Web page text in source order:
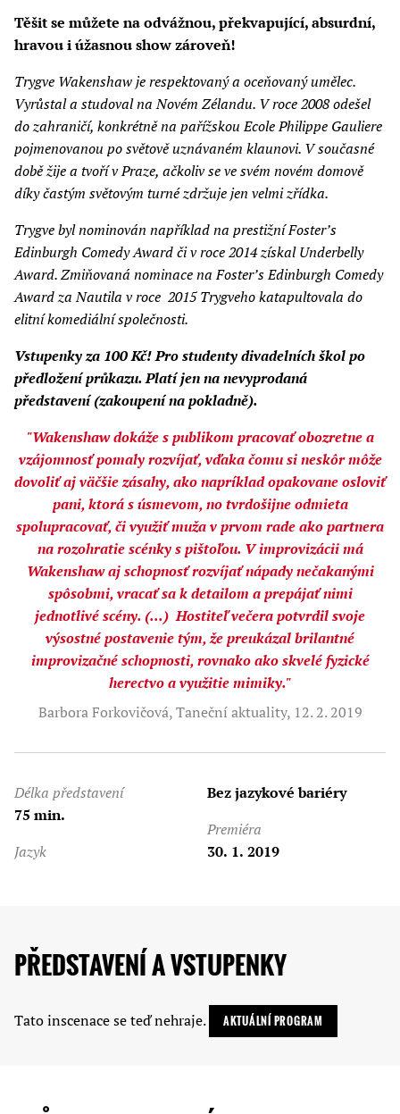
Těšit se můžete na odvážnou, překvapující, absurdní,
hravou i úžasnou show zároveň!
Trygve Wakenshaw je respektovaný a oceňovaný umělec.
Vyrůstal a studoval na Novém Zélandu. V roce 2008 odešel
do zahraničí, konkrétně na pařížskou Ecole Philippe Gauliere
pojmenovanou po světově uznávaném klaunovi. V současné
době žije a tvoří v Praze, ačkoliv se ve svém novém domově
díky častým světovým turné zdržuje jen velmi zřídka.
Trygve byl nominován například na prestižní Foster’s
Edinburgh Comedy Award či v roce 2014 získal Underbelly
Award. Zmiňovaná nominace na Foster’s Edinburgh Comedy
Award za Nautila v roce 2015 Trygveho katapultovala do
elitní komediální společnosti.
Vstupenky za 100 Kč! Pro studenty divadelních škol po
předložení průkazu. Platí jen na nevyprodaná
představení (zakoupení na pokladně).
"Wakenshaw dokáže s publikom pracovať obozretne a
vzájomnosť pomaly rozvíjať, vďaka čomu si neskôr môže
dovoliť aj väčšie zásahy, ako napríklad opakovane osloviť
pani, ktorá s úsmevom, no tvrdošijne odmieta
spolupracovať, či využiť muža v prvom rade ako partnera
na rozohratie scénky s pištoľou. V improvizácii má
Wakenshaw aj schopnosť rozvíjať nápady nečakanými
spôsobmi, vracať sa k detailom a prepájať nimi
jednotlivé scény. (...) Hostiteľ večera potvrdil svoje
výsostné postavenie tým, že preukázal brilantné
improvizačné schopnosti, rovnako ako skvelé fyzické
herectvo a využitie mimiky."
Barbora Forkovičová, Taneční aktuality, 12. 2. 2019
Délka představení
75 min.
Jazyk
Bez jazykové bariéry
Premiéra
30. 1. 2019
PŘEDSTAVENÍ A VSTUPENKY
Tato inscenace se teď nehraje. AKTUÁLNÍ PROGRAM